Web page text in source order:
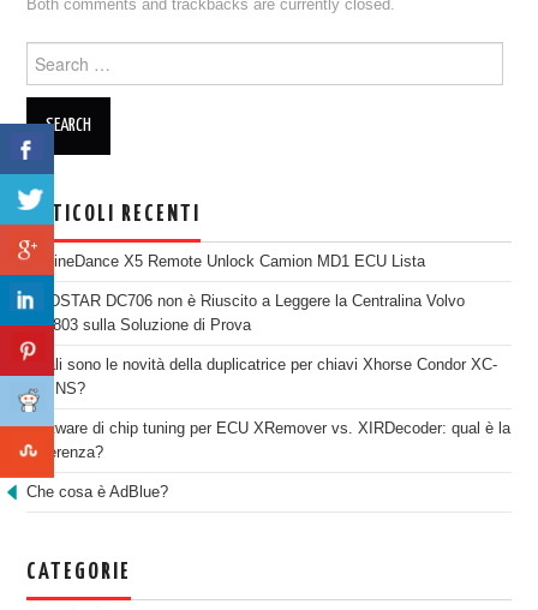
Both comments and trackbacks are currently closed.
Search for:
ARTICOLI RECENTI
EngineDance X5 Remote Unlock Camion MD1 ECU Lista
OBDSTAR DC706 non è Riuscito a Leggere la Centralina Volvo
SID803 sulla Soluzione di Prova
Quali sono le novità della duplicatrice per chiavi Xhorse Condor XC-
TWINS?
Software di chip tuning per ECU XRemover vs. XIRDecoder: qual è la
differenza?
Che cosa è AdBlue?
CATEGORIE